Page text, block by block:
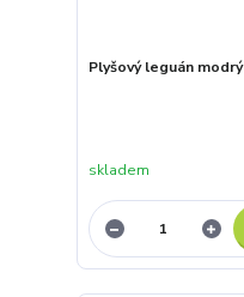
Plyšový leguán modrý
skladem